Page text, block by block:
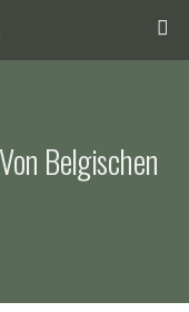
Belgischen